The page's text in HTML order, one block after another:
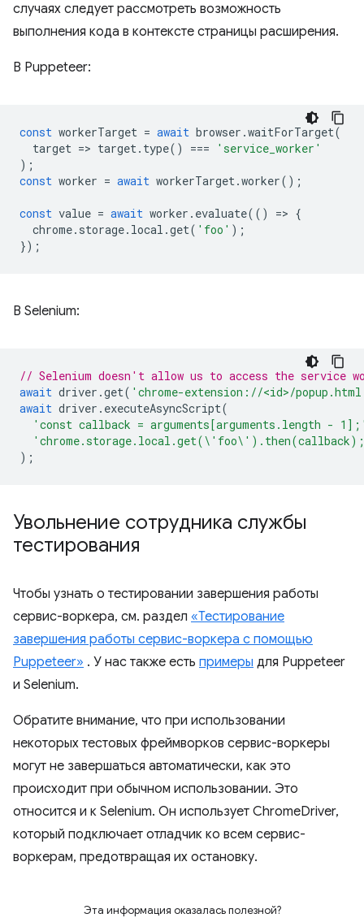
случаях следует рассмотреть возможность
выполнения кода в контексте страницы расширения.
В Puppeteer:
const workerTarget = await browser .waitForTarget(
target => target. type() ===
'service_worker'
);
const worker = await workerTarget.worker();
const value = await worker . evaluate(() => {
chrome. storage. local .get( 'foo' );
});
В Selenium:
// Selenium doesn't allow us to access the service
await driver .get( 'chrome-extension://<id>/
await driver . executeAsyncScript(
'const callback = arguments[arguments.length -
);
Увольнение сотрудника службы
тестирования
Чтобы узнать о тестировании завершения работы
сервис-воркера, см. раздел «Тестирование
завершения работы сервис-воркера с помощью
Puppeteer» . У нас также есть примеры для Puppeteer
и Selenium.
Обратите внимание, что при использовании
некоторых тестовых фреймворков сервис-воркеры
могут не завершаться автоматически, как это
происходит при обычном использовании. Это
относится и к Selenium. Он использует ChromeDriver,
который подключает отладчик ко всем сервис-
воркерам, предотвращая их остановку.
Эта информация оказалась полезной?